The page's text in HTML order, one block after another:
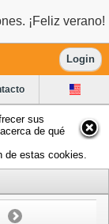
¡Feliz verano!
Login
sus
de qué
de estas cookies.